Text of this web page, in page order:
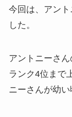
今回は、アン
した。
アントニーさ
ランク4位まで
ニーさんが幼い